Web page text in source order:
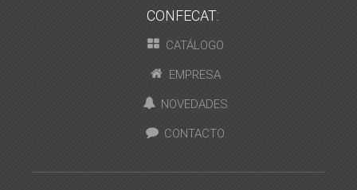
CONFECAT:
CATÁLOGO
EMPRESA
NOVEDADES
CONTACTO